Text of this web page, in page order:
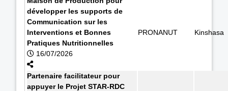
développer les supports de
Communication sur les
Interventions et Bonnes
Pratiques Nutritionnelles
16/07/2026
PRONANUT Kinshasa
Partenaire facilitateur pour
appuyer le Projet STAR-RDC